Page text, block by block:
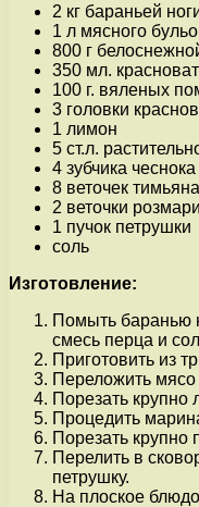
2 кг бараньей
1 л мясного
800 г
350 мл.
100 г. вяленых
3 головки
1 лимон
5 ст.л.
4 зубчика чеснока
8 веточек тимьяна
2 веточки
1 пучок петрушки
соль
Изготовление:
Помыть баранью
смесь перца и
Приготовить из
Переложить мясо
Порезать крупно
Процедить
Порезать крупно
Перелить в
петрушку.
На плоское